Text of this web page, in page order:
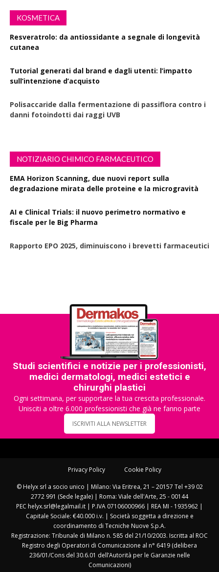
KOSMETICA
Resveratrolo: da antiossidante a segnale di longevità
cutanea
Tutorial generati dal brand e dagli utenti: l’impatto
sull’intenzione d’acquisto
Polisaccaride dalla fermentazione di passiflora contro i
danni fotoindotti dai raggi UVB
NOTIZIARIO CHIMICO FARMACEUTICO
EMA Horizon Scanning, due nuovi report sulla
degradazione mirata delle proteine e la microgravità
AI e Clinical Trials: il nuovo perimetro normativo e
fiscale per le Big Pharma
Rapporto EPO 2025, diminuiscono i brevetti farmaceutici
Studi scientifici e notizie per i professionisti,
medici dermatologi, medici estetici e
chirurghi plastici
Ogni settimana, per supportare la tua crescita professionale.
Unisciti a oltre 6.000 professionisti che già ne fanno parte
ISCRIVITI ALLA NEWSLETTER
Privacy Policy Cookie Policy
© Helyx srl a socio unico | Milano: Via Eritrea, 21 – 20157 Tel +39 02
2772 991 (Sede legale) | Roma: Viale dell'Arte, 25 - 00144
PEC helyx.srl@legalmail.it | P.IVA 07106000966 | REA MI - 1935962 |
Capitale Sociale: €40.000 i.v. | Società soggetta a direzione e
coordinamento di Tecniche Nuove S.p.A.
Registrazione: Tribunale di Milano n. 585 del 21/10/2003. Iscritta al ROC
Registro degli Operatori di Comunicazione al n° 6419 (delibera
236/01/Cons del 30.6.01 dell’Autorità per le Garanzie nelle
Comunicazioni)